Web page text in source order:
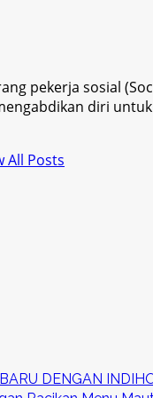
pekerja sosial
diri
All Posts
DENGAN